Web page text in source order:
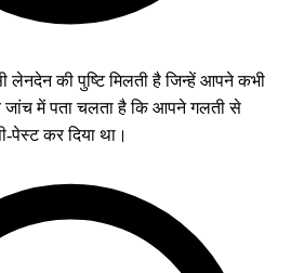
लेनदेन की पुष्टि मिलती है जिन्हें आपने कभी
जांच में पता चलता है कि आपने गलती से
पेस्ट कर दिया था।